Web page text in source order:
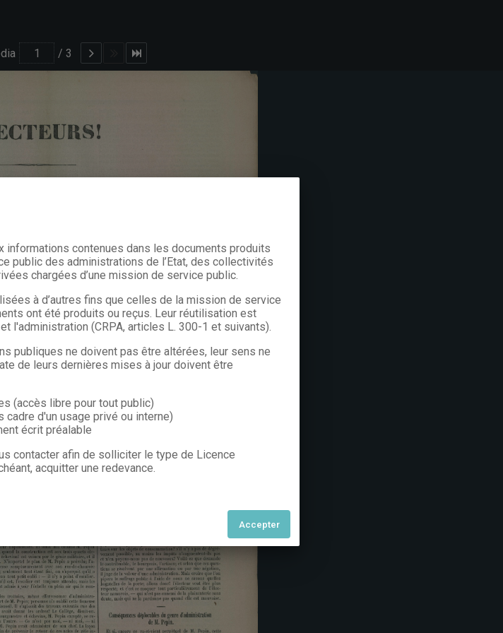
/ 3
contenues dans les documents produits
public des administrations de l’Etat, des collectivités
chargées d’une mission de service public.
à d’autres fins que celles de la mission de service
ont été produits ou reçus. Leur réutilisation est
l'administration (CRPA, articles L. 300-1 et suivants).
publiques ne doivent pas être altérées, leur sens ne
de leurs dernières mises à jour doivent être
(accès libre pour tout public)
d'un usage privé ou interne)
écrit préalable
contacter afin de solliciter le type de Licence
acquitter une redevance.